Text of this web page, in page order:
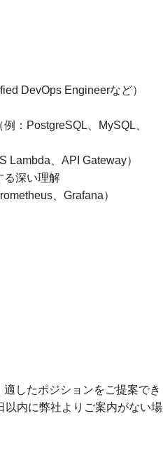
DevOps Engineerなど）
：PostgreSQL、MySQL、
Lambda、API Gateway）
る深い理解
、Grafana）
したポジションをご提案でき
以内に弊社よりご案内がない場